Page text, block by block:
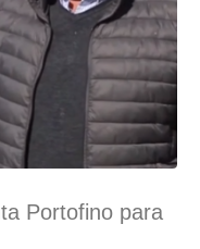
Portofino para